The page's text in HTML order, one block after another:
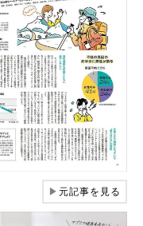
▶元記事を見る